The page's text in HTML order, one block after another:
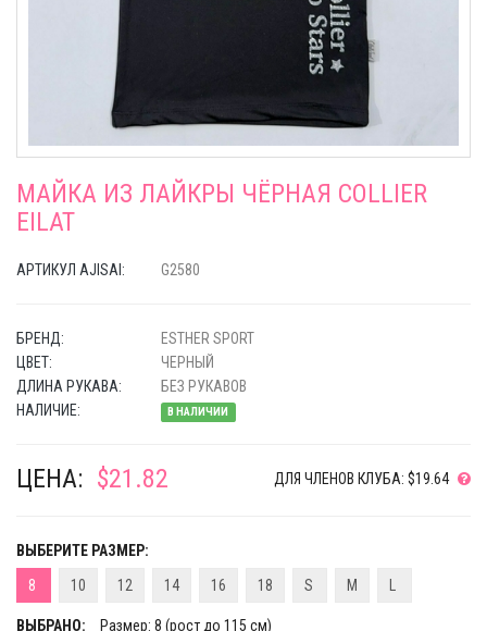
МАЙКА ИЗ ЛАЙКРЫ ЧЁРНАЯ COLLIER
EILAT
АРТИКУЛ AJISAI: G2580
БРЕНД:
ESTHER SPORT
ЦВЕТ:
ЧЕРНЫЙ
ДЛИНА РУКАВА:
БЕЗ РУКАВОВ
НАЛИЧИЕ:
В НАЛИЧИИ
ЦЕНА: $21.82 ДЛЯ ЧЛЕНОВ КЛУБА: $19.64
ВЫБЕРИТЕ РАЗМЕР:
8
10 12 14 16 18 S M
ВЫБРАНО: Размер: 8 (рост до 115 см)